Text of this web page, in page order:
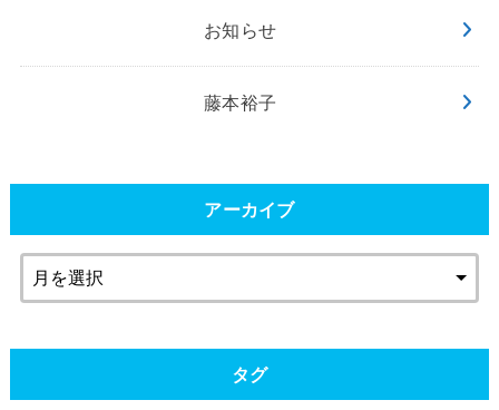
お知らせ
藤本裕子
アーカイブ
タグ